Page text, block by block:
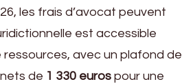
les frais d’avocat peuvent
est accessible
avec un plafond de
de 1 330 euros pour une